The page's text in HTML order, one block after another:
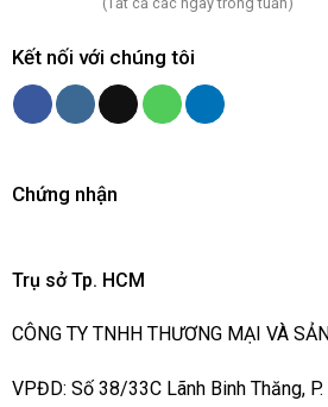
Kết nối với chúng tôi
Chứng nhận
Trụ sở Tp. HCM
CÔNG TY TNHH THƯƠNG MẠI VÀ
VPĐD: Số 38/33C Lãnh Binh Thăng, P.